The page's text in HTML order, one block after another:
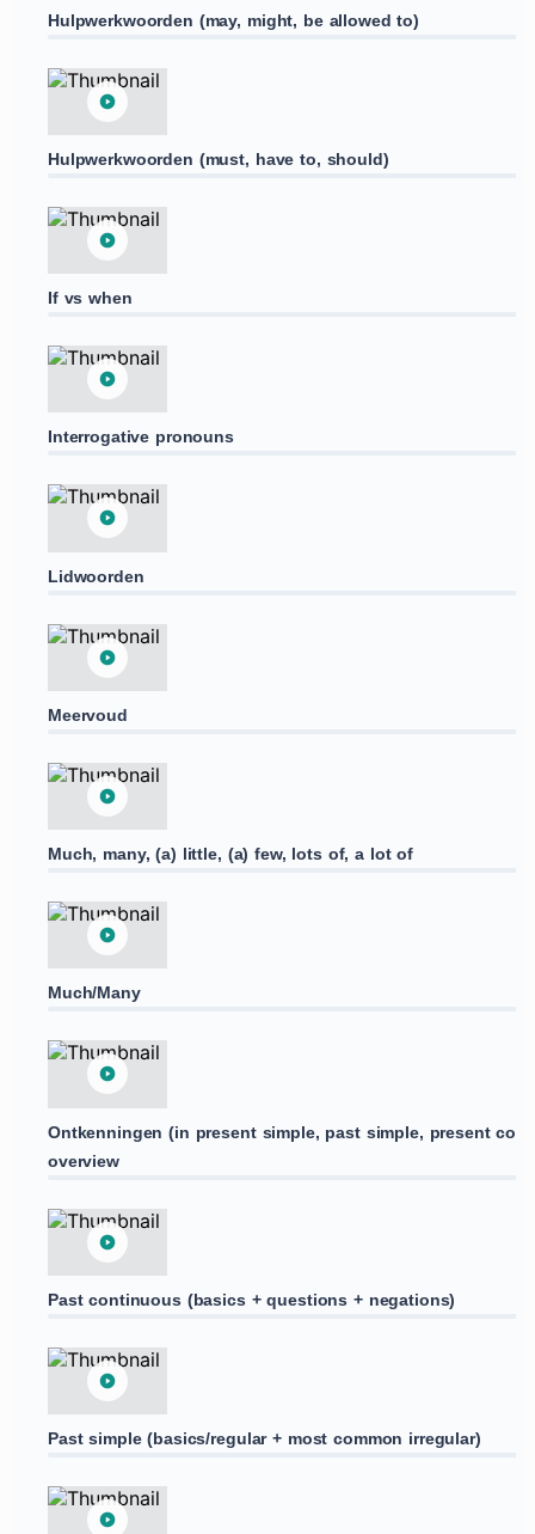
Hulpwerkwoorden (may, might, be allowed to)
Hulpwerkwoorden (must, have to, should)
If vs when
Interrogative pronouns
Lidwoorden
Meervoud
Much, many, (a) little, (a) few, lots of, a lot of
Much/Many
Ontkenningen (in present simple, past simple, present
overview
Past continuous (basics + questions + negations)
Past simple (basics/regular + most common irregular)